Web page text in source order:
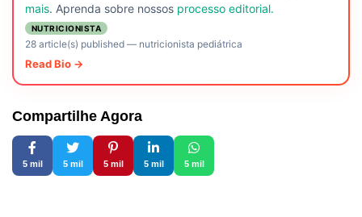
mais. Aprenda sobre nossos processo editorial.
NUTRICIONISTA
28 article(s) published— nutricionista pediátrica
Read Bio →
Compartilhe Agora
5 mil 5 mil 5 mil 5 mil 5 mil